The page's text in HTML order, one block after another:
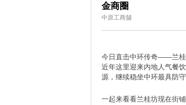
金商圈
中原工商舖
今日直击中环传奇——兰桂
近年这里迎来内地人气餐
源，继续稳坐中环最具防
一起来看看兰桂坊现在街